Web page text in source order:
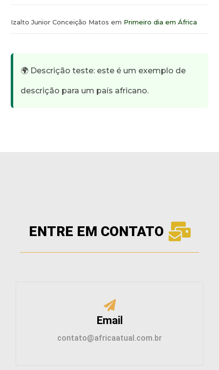
Izalto Junior Conceição Matos em Primeiro dia em África
🌍 Descrição teste: este é um exemplo de
descrição para um país africano.
ENTRE EM CONTATO
Email
contato@africaatual.com.br